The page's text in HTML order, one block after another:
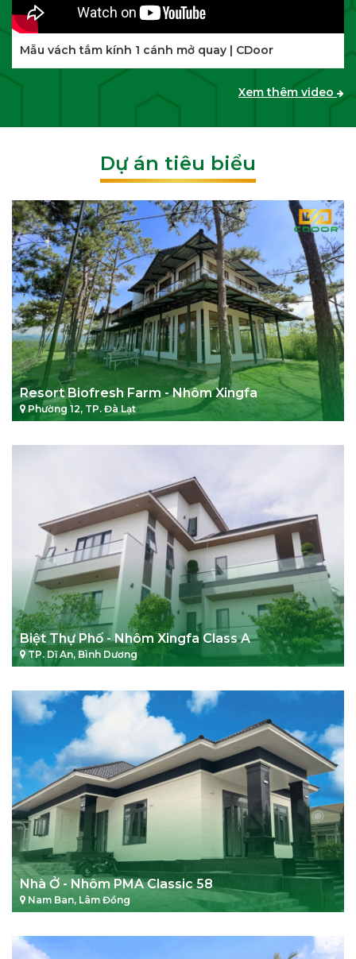
Mẫu vách tắm kính 1 cánh mở quay | CDoor
Xem thêm video
Dự án tiêu biểu
Resort Biofresh Farm - Nhôm Xingfa
Phường 12, TP. Đà Lạt
Biệt Thự Phố - Nhôm Xingfa Class A
TP. Dĩ An, Bình Dương
Nhà Ở - Nhôm PMA Classic 58
Nam Ban, Lâm Đồng